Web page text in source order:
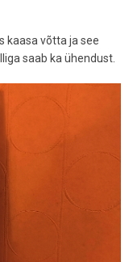
kaasa võtta ja see
saab ka ühendust.